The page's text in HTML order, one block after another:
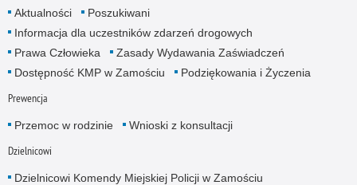
Aktualności
Poszukiwani
Informacja dla uczestników zdarzeń drogowych
Prawa Człowieka
Zasady Wydawania Zaświadczeń
Dostępność KMP w Zamościu
Podziękowania i Życzenia
Prewencja
Przemoc w rodzinie Wnioski z konsultacji
Dzielnicowi
Dzielnicowi Komendy Miejskiej Policji w Zamościu